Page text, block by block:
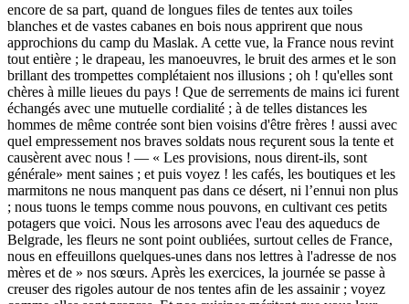
encore de sa part, quand de longues files de tentes aux toiles
blanches et de vastes cabanes en bois nous apprirent que nous
approchions du camp du Maslak. A cette vue, la France nous revint
tout entière ; le drapeau, les manoeuvres, le bruit des armes et le son
brillant des trompettes complétaient nos illusions ; oh ! qu'elles sont
chères à mille lieues du pays ! Que de serrements de mains ici furent
échangés avec une mutuelle cordialité ; à de telles distances les
hommes de même contrée sont bien voisins d'être frères ! aussi avec
quel empressement nos braves soldats nous reçurent sous la tente et
causèrent avec nous ! — « Les provisions, nous dirent-ils, sont
générale» ment saines ; et puis voyez ! les cafés, les boutiques et les
marmitons ne nous manquent pas dans ce désert, ni l’ennui non plus
; nous tuons le temps comme nous pouvons, en cultivant ces petits
potagers que voici. Nous les arrosons avec l'eau des aqueducs de
Belgrade, les fleurs ne sont point oubliées, surtout celles de France,
nous en effeuillons quelques-unes dans nos lettres à l'adresse de nos
mères et de » nos sœurs. Après les exercices, la journée se passe à
creuser des rigoles autour de nos tentes afin de les assainir ; voyez